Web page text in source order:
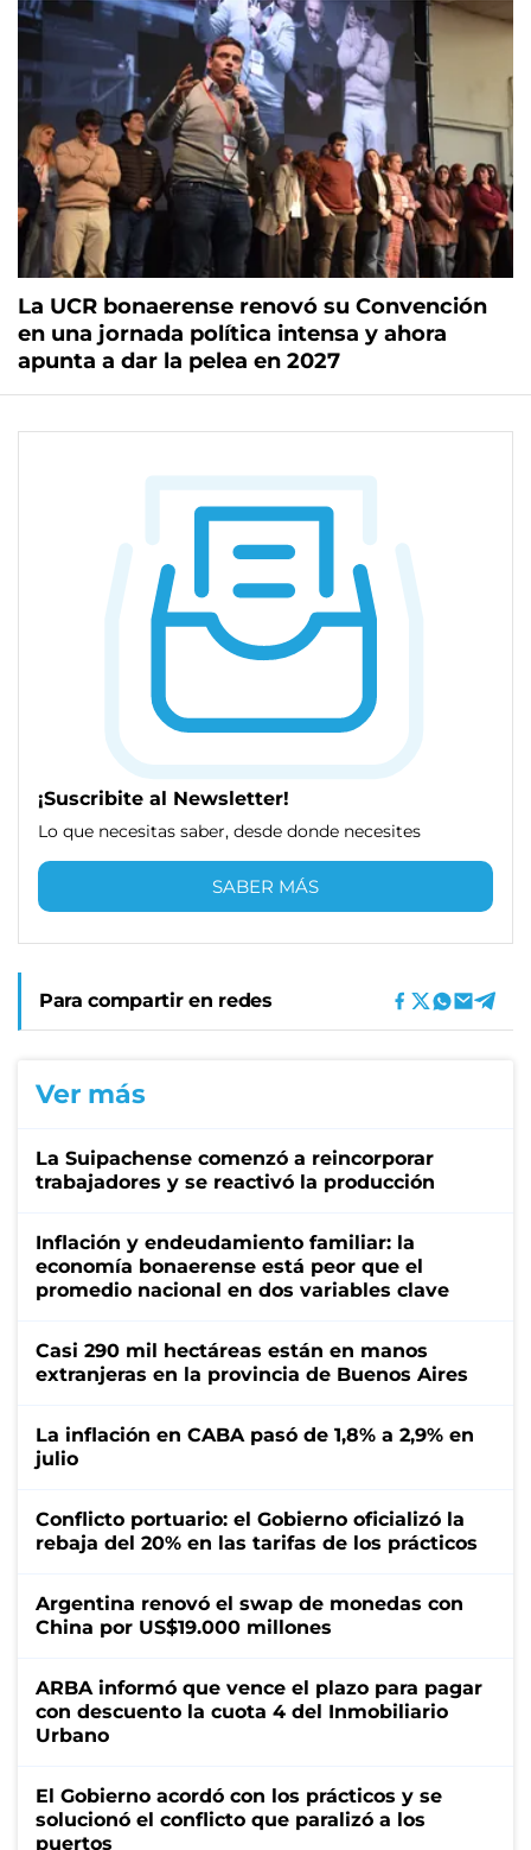
La UCR bonaerense renovó su Convención
en una jornada política intensa y ahora
apunta a dar la pelea en 2027
¡Suscribite al Newsletter!
Lo que necesitas saber, desde donde necesites
SABER MÁS
Para compartir en redes
Ver más
La Suipachense comenzó a reincorporar
trabajadores y se reactivó la producción
Inflación y endeudamiento familiar: la
economía bonaerense está peor que el
promedio nacional en dos variables clave
Casi 290 mil hectáreas están en manos
extranjeras en la provincia de Buenos Aires
La inflación en CABA pasó de 1,8% a 2,9% en
julio
Conflicto portuario: el Gobierno oficializó la
rebaja del 20% en las tarifas de los prácticos
Argentina renovó el swap de monedas con
China por US$19.000 millones
ARBA informó que vence el plazo para pagar
con descuento la cuota 4 del Inmobiliario
Urbano
El Gobierno acordó con los prácticos y se
solucionó el conflicto que paralizó a los
puertos